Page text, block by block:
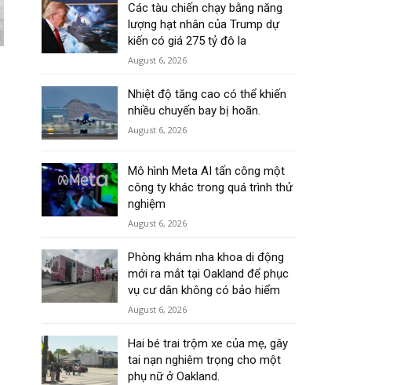
Các tàu chiến chạy bằng năng
lượng hạt nhân của Trump dự
kiến có giá 275 tỷ đô la
August 6, 2026
Nhiệt độ tăng cao có thể khiến
nhiều chuyến bay bị hoãn.
August 6, 2026
Mô hình Meta AI tấn công một
công ty khác trong quá trình thử
nghiệm
August 6, 2026
Phòng khám nha khoa di động
mới ra mắt tại Oakland để phục
vụ cư dân không có bảo hiểm
August 6, 2026
Hai bé trai trộm xe của mẹ, gây
tai nạn nghiêm trọng cho một
phụ nữ ở Oakland.